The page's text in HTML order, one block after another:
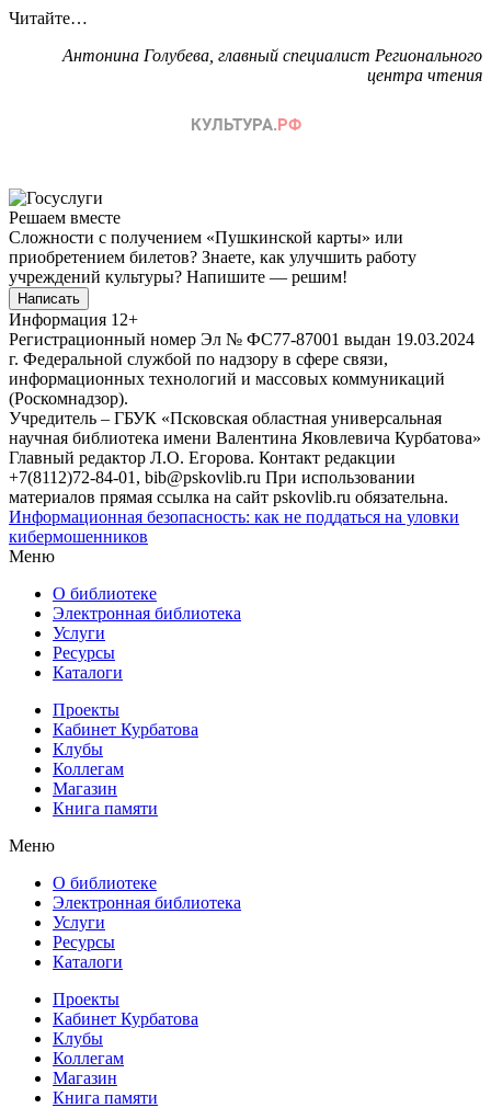
Читайте…
Антонина Голубева, главный специалист Регионального
центра чтения
Решаем вместе
Сложности с получением «Пушкинской карты» или
приобретением билетов? Знаете, как улучшить работу
учреждений культуры? Напишите — решим!
Написать
Информация 12+
Регистрационный номер Эл № ФС77-87001 выдан 19.03.2024
г. Федеральной службой по надзору в сфере связи,
информационных технологий и массовых коммуникаций
(Роскомнадзор).
Учредитель – ГБУК «Псковская областная универсальная
научная библиотека имени Валентина Яковлевича Курбатова»
Главный редактор Л.О. Егорова. Контакт редакции
+7(8112)72-84-01, bib@pskovlib.ru При использовании
материалов прямая ссылка на сайт pskovlib.ru обязательна.
Информационная безопасность: как не поддаться на уловки
кибермошенников
Меню
О библиотеке
Электронная библиотека
Услуги
Ресурсы
Каталоги
Проекты
Кабинет Курбатова
Клубы
Коллегам
Магазин
Книга памяти
Меню
О библиотеке
Электронная библиотека
Услуги
Ресурсы
Каталоги
Проекты
Кабинет Курбатова
Клубы
Коллегам
Магазин
Книга памяти